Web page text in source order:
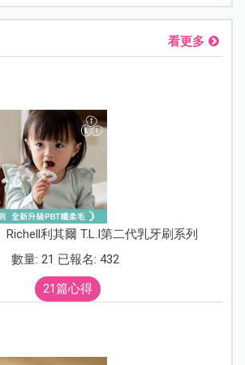
看更多
Richell利其爾 T.L.I第二代乳牙刷系列
數量: 21 已報名: 432
21篇心得